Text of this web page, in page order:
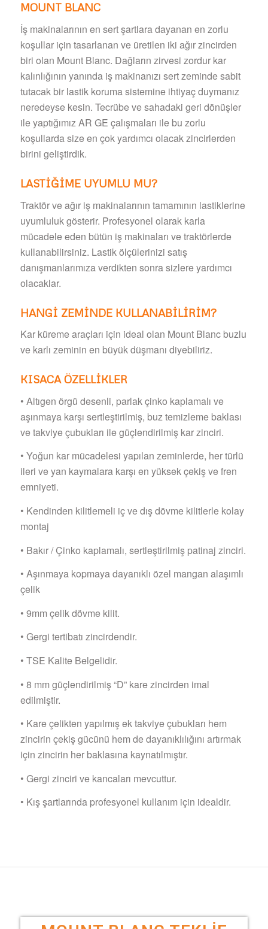
MOUNT BLANC
İş makinalarının en sert şartlara dayanan en zorlu
koşullar için tasarlanan ve üretilen iki ağır zincirden
biri olan Mount Blanc. Dağların zirvesi zordur kar
kalınlığının yanında iş makinanızı sert zeminde sabit
tutacak bir lastik koruma sistemine ihtiyaç duymanız
neredeyse kesin. Tecrübe ve sahadaki geri dönüşler
ile yaptığımız AR GE çalışmaları ile bu zorlu
koşullarda size en çok yardımcı olacak zincirlerden
birini geliştirdik.
LASTİĞİME UYUMLU MU?
Traktör ve ağır iş makinalarının tamamının lastiklerine
uyumluluk gösterir. Profesyonel olarak karla
mücadele eden bütün iş makinaları ve traktörlerde
kullanabilirsiniz. Lastik ölçülerinizi satış
danışmanlarımıza verdikten sonra sizlere yardımcı
olacaklar.
HANGİ ZEMİNDE KULLANABİLİRİM?
Kar küreme araçları için ideal olan Mount Blanc buzlu
ve karlı zeminin en büyük düşmanı diyebiliriz.
KISACA ÖZELLİKLER
• Altıgen örgü desenli, parlak çinko kaplamalı ve
aşınmaya karşı sertleştirilmiş, buz temizleme baklası
ve takviye çubukları ile güçlendirilmiş kar zinciri.
• Yoğun kar mücadelesi yapılan zeminlerde, her türlü
ileri ve yan kaymalara karşı en yüksek çekiş ve fren
emniyeti.
• Kendinden kilitlemeli iç ve dış dövme kilitlerle kolay
montaj
• Bakır / Çinko kaplamalı, sertleştirilmiş patinaj zinciri.
• Aşınmaya kopmaya dayanıklı özel mangan alaşımlı
çelik
• 9mm çelik dövme kilit.
• Gergi tertibatı zincirdendir.
• TSE Kalite Belgelidir.
• 8 mm güçlendirilmiş “D” kare zincirden imal
edilmiştir.
• Kare çelikten yapılmış ek takviye çubukları hem
zincirin çekiş gücünü hem de dayanıklılığını artırmak
için zincirin her baklasına kaynatılmıştır.
• Gergi zinciri ve kancaları mevcuttur.
• Kış şartlarında profesyonel kullanım için idealdir.